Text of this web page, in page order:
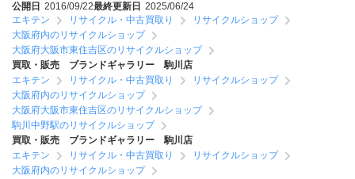
公開日 2016/09/22最終更新日 2025/06/24
エキテン
リサイクル・中古買取り
リサイクルショップ
大阪府内のリサイクルショップ
大阪府大阪市東住吉区のリサイクルショップ
買取・販売 ブランドギャラリー 駒川店
エキテン
リサイクル・中古買取り
リサイクルショップ
大阪府内のリサイクルショップ
大阪府大阪市東住吉区のリサイクルショップ
駒川中野駅のリサイクルショップ
買取・販売 ブランドギャラリー 駒川店
エキテン
リサイクル・中古買取り
リサイクルショップ
大阪府内のリサイクルショップ